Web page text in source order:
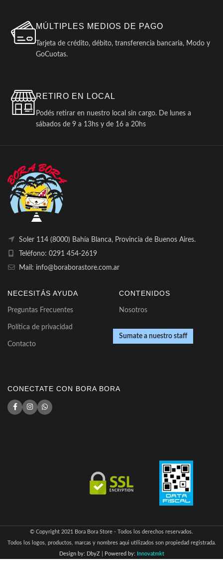
MÚLTIPLES MEDIOS DE PAGO
Tarjeta de crédito, débito, transferencia bancaria, Modo y
GoCuotas.
RETIRO EN LOCAL
Podés retirar en nuestro local sin cargo. De lunes a
sábados de 9 a 13hs y de 16 a 20hs
Soler 114 (8000) Bahía Blanca, Provincia de Buenos Aires.
Teléfono: 0291 454-2619
Mail: info@boraborastore.com.ar
NECESITÁS AYUDA
Preguntas Frecuentes
Política de privacidad
Contacto
CONTENIDOS
Nosotros
Sumate a nuestro staff
CONECTATE CON BORA BORA
© Copyright 2021 Bora Bora Store - Todos los derechos reservados.
Todos los logos, productos, marcas y nombres aqui utilizados son propiedad registrada.
Design by: DbyZ| Powered by: Innovatmkt